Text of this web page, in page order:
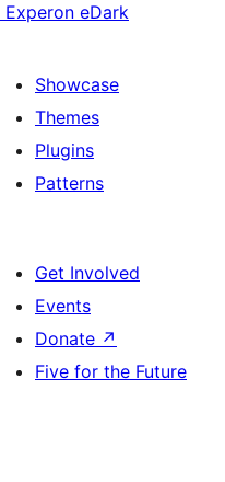
Experon eDark
Showcase
Themes
Plugins
Patterns
Get Involved
Events
Donate ↗
Five for the Future